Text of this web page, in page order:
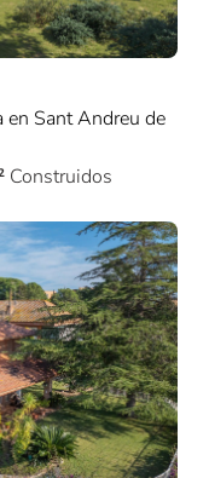
en Sant Andreu de
Construidos